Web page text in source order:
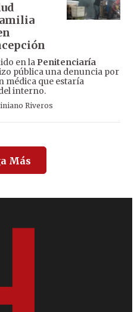
en la Penitenciaría
pública una denuncia por
médica que estaría
interno.
Riveros
Más